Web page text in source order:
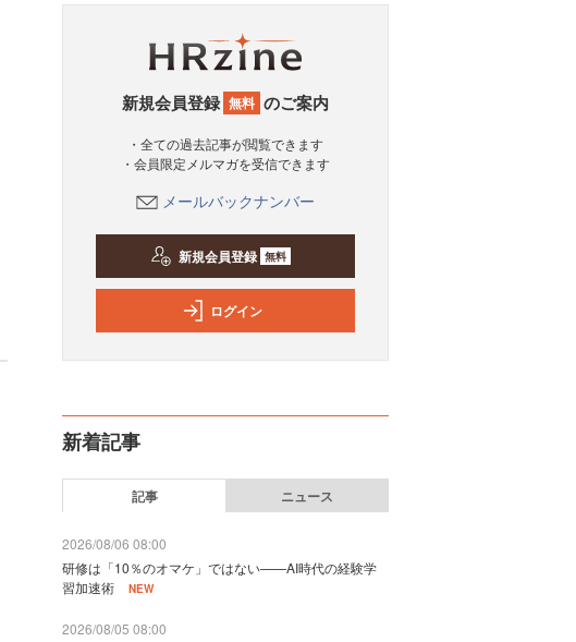
新規会員登録 無料 のご案内
・全ての過去記事が閲覧できます
・会員限定メルマガを受信できます
メールバックナンバー
新規会員登録 無料
ログイン
新着記事
記事 ニュース
2026/08/06 08:00
研修は「10％のオマケ」ではない——AI時代の経験学
習加速術
NEW
2026/08/05 08:00